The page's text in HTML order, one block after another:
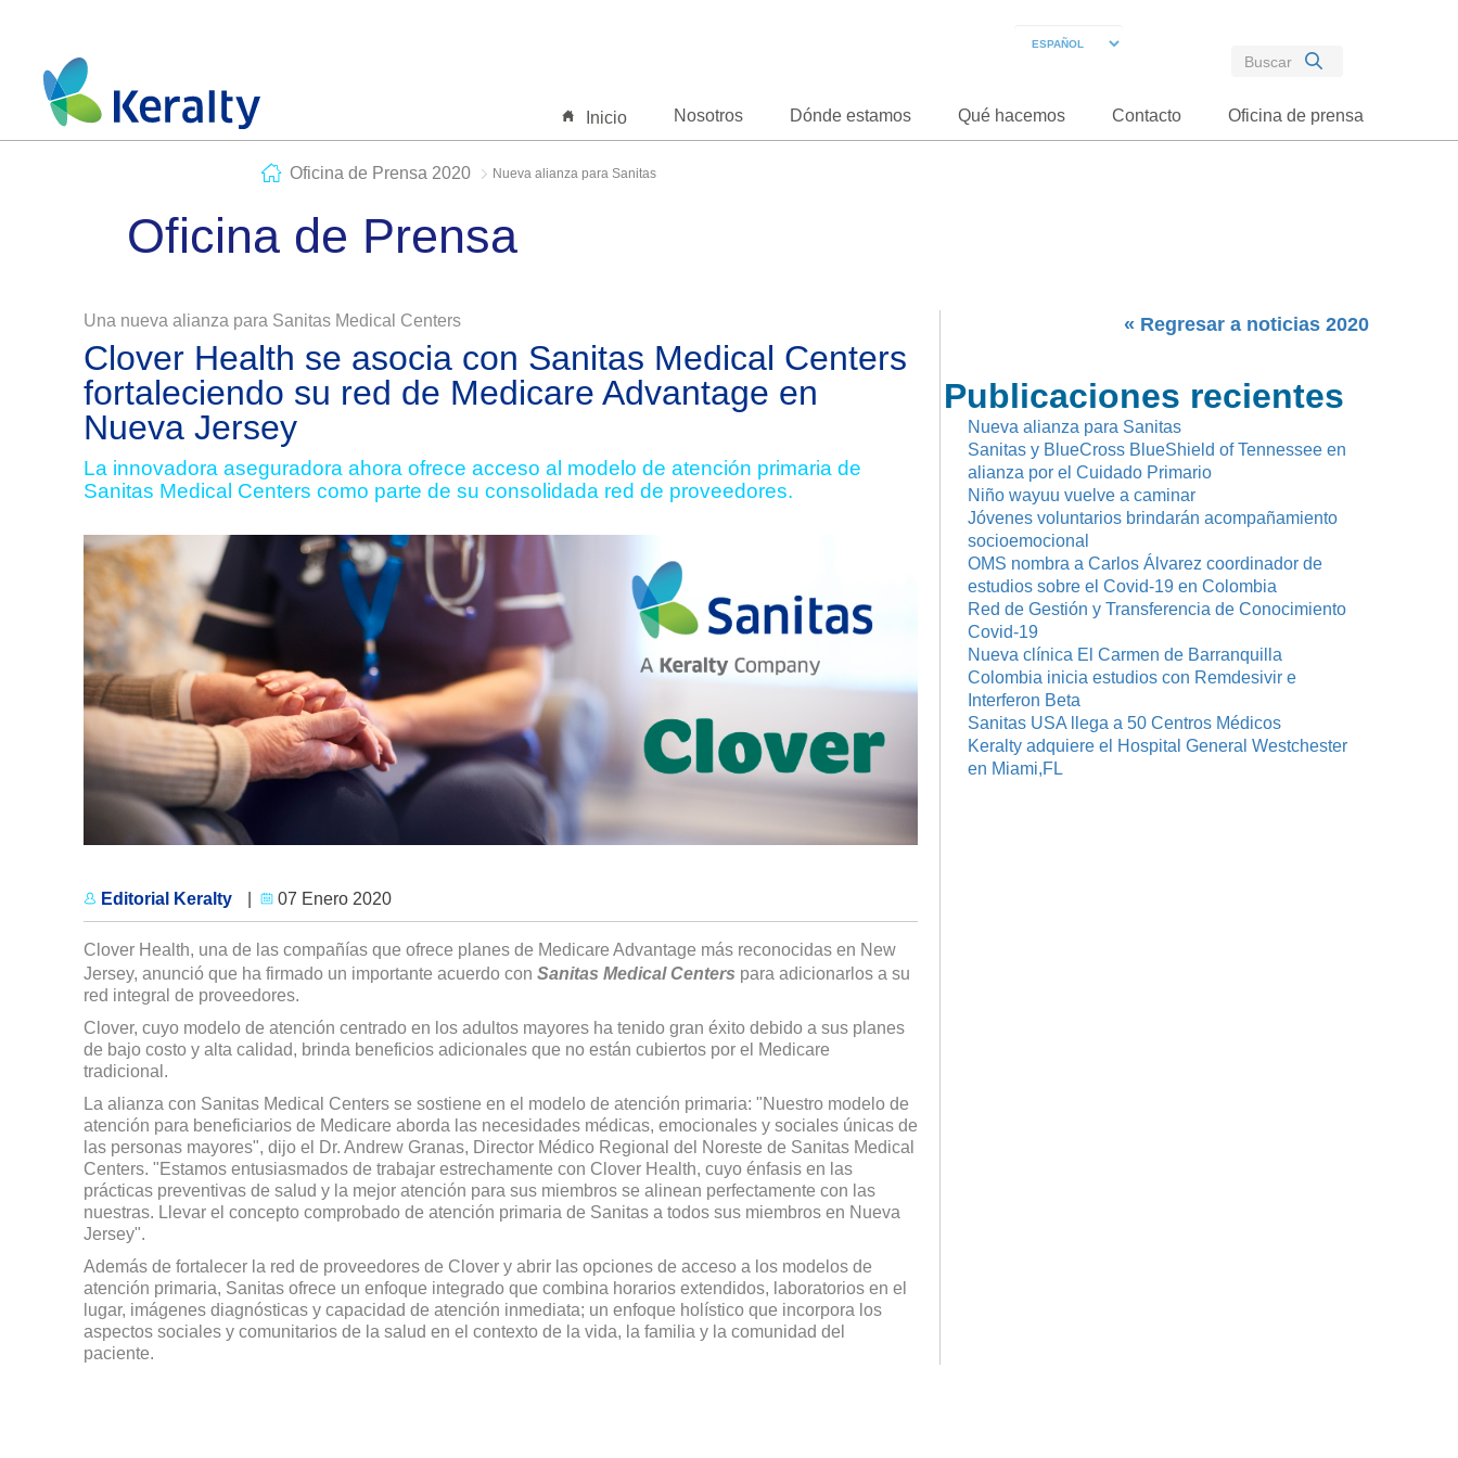
Inicio Nosotros Dónde estamos Qué hacemos Contacto Oficina de prensa
Oficina de Prensa 2020 Nueva alianza para Sanitas
Oficina de Prensa
Una nueva alianza para Sanitas Medical Centers
Clover Health se asocia con Sanitas Medical Centers
fortaleciendo su red de Medicare Advantage en
Nueva Jersey
La innovadora aseguradora ahora ofrece acceso al modelo de atención primaria de
Sanitas Medical Centers como parte de su consolidada red de proveedores.
Editorial Keralty 07 Enero 2020
Clover Health, una de las compañías que ofrece planes de Medicare Advantage más reconocidas en New
Jersey, anunció que ha firmado un importante acuerdo con Sanitas Medical Centers para adicionarlos a su
red integral de proveedores.
Clover, cuyo modelo de atención centrado en los adultos mayores ha tenido gran éxito debido a sus planes
de bajo costo y alta calidad, brinda beneficios adicionales que no están cubiertos por el Medicare
tradicional.
La alianza con Sanitas Medical Centers se sostiene en el modelo de atención primaria: "Nuestro modelo de
atención para beneficiarios de Medicare aborda las necesidades médicas, emocionales y sociales únicas de
las personas mayores", dijo el Dr. Andrew Granas, Director Médico Regional del Noreste de Sanitas Medical
Centers. "Estamos entusiasmados de trabajar estrechamente con Clover Health, cuyo énfasis en las
prácticas preventivas de salud y la mejor atención para sus miembros se alinean perfectamente con las
nuestras. Llevar el concepto comprobado de atención primaria de Sanitas a todos sus miembros en Nueva
Jersey".
Además de fortalecer la red de proveedores de Clover y abrir las opciones de acceso a los modelos de
atención primaria, Sanitas ofrece un enfoque integrado que combina horarios extendidos, laboratorios en el
lugar, imágenes diagnósticas y capacidad de atención inmediata; un enfoque holístico que incorpora los
aspectos sociales y comunitarios de la salud en el contexto de la vida, la familia y la comunidad del
paciente.
« Regresar a noticias 2020
Publicaciones recientes
Nueva alianza para Sanitas
Sanitas y BlueCross BlueShield of Tennessee en
alianza por el Cuidado Primario
Niño wayuu vuelve a caminar
Jóvenes voluntarios brindarán acompañamiento
socioemocional
OMS nombra a Carlos Álvarez coordinador de
estudios sobre el Covid-19 en Colombia
Red de Gestión y Transferencia de Conocimiento
Covid-19
Nueva clínica El Carmen de Barranquilla
Colombia inicia estudios con Remdesivir e
Interferon Beta
Sanitas USA llega a 50 Centros Médicos
Keralty adquiere el Hospital General Westchester
en Miami,FL